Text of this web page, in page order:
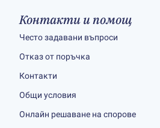
Контакти и помощ
Често задавани въпроси
Отказ от поръчка
Контакти
Общи условия
Онлайн решаване на спорове